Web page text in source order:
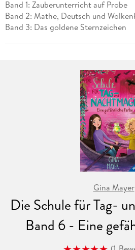
Band 1: Zauberunterricht auf Probe
Band 2: Mathe, Deutsch und
Band 3: Das goldene Sternzeichen
Gina Mayer
Die Schule für Tag-
Band 6 - Eine